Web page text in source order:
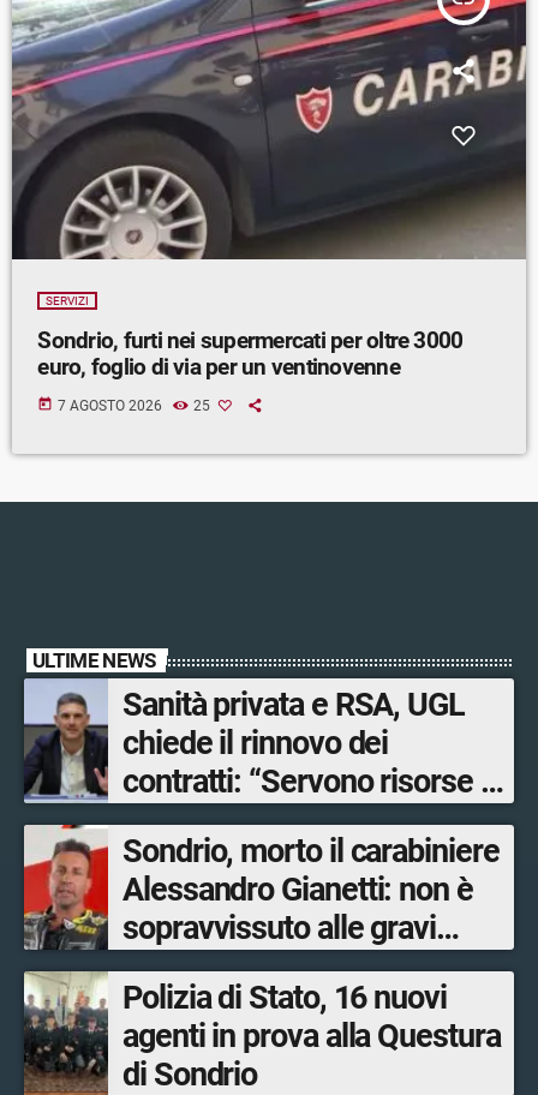
SERVIZI
Sondrio, furti nei supermercati per oltre 3000
euro, foglio di via per un ventinovenne
today 7 AGOSTO 2026 25
ULTIME NEWS
Sanità privata e RSA, UGL
chiede il rinnovo dei
contratti: “Servono risorse e
salari adeguati”
Sondrio, morto il carabiniere
Alessandro Gianetti: non è
sopravvissuto alle gravi
ustioni
Polizia di Stato, 16 nuovi
agenti in prova alla Questura
di Sondrio